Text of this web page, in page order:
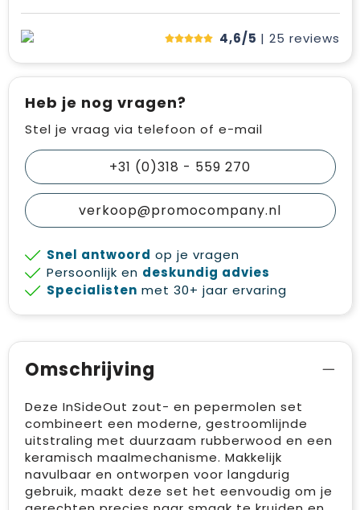
4,6/5 | 25 reviews
Heb je nog vragen?
Stel je vraag via telefoon of e-mail
+31 (0)318 - 559 270
verkoop@promocompany.nl
Snel antwoord op je vragen
Persoonlijk en deskundig advies
Specialisten met 30+ jaar ervaring
Omschrijving
Deze InSideOut zout- en pepermolen set
combineert een moderne, gestroomlijnde
uitstraling met duurzaam rubberwood en een
keramisch maalmechanisme. Makkelijk
navulbaar en ontworpen voor langdurig
gebruik, maakt deze set het eenvoudig om je